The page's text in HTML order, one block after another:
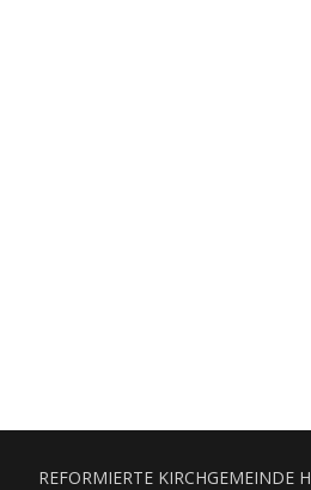
REFORMIERTE KIRCHGEMEINDE